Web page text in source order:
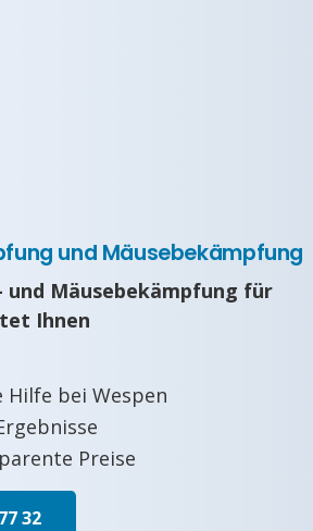
und Mäusebekämpfung
und Mäusebekämpfung für
Ihnen
Hilfe bei Wespen
Preise
32